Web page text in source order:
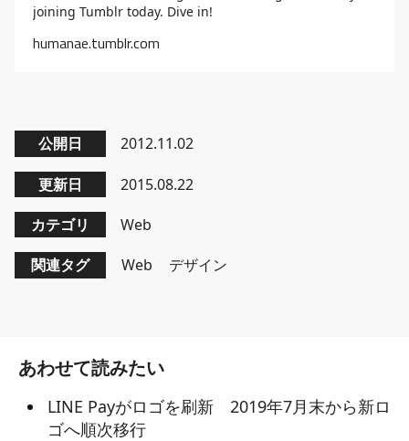
joining Tumblr today. Dive in!
humanae.tumblr.com
公開日 2012.11.02
更新日 2015.08.22
カテゴリ Web
関連タグ Web デザイン
あわせて読みたい
LINE Payがロゴを刷新 2019年7月末から新ロ
ゴへ順次移行